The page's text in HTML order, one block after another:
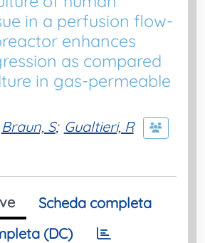
in a perfusion flow-
enhances
as compared
in gas-permeable
Braun, S; Gualtieri, R
Scheda completa
(DC)